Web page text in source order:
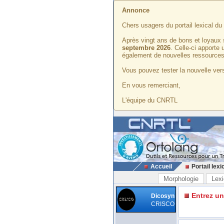
Annonce
Chers usagers du portail lexical du
Après vingt ans de bons et
septembre 2026. Celle-ci apporte
également de nouvelles
Vous pouvez tester la nouvelle
En vous remerciant,
L'équipe du CNRTL
Accueil Portail
Morphologie
Dicosyn
CRISCO
Entrez